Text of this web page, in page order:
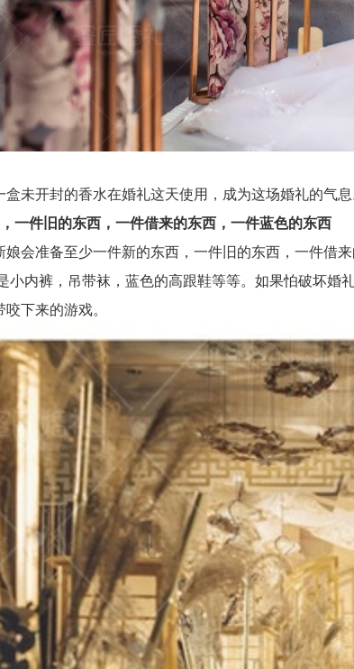
开封的香水在婚礼这天使用，成为这场婚礼的气息
件旧的东西，一件借来的东西，一件蓝色的东西
准备至少一件新的东西，一件旧的东西，一件借来
小内裤，吊带袜，蓝色的高跟鞋等等。如果怕破坏
下来的游戏。